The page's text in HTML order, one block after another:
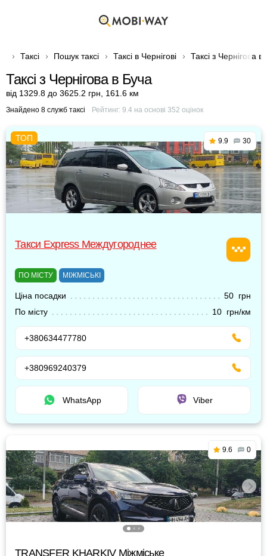
Таксі Пошук таксі Таксі в Чернігові Таксі з Чернігова в
Таксі з Чернігова в Буча
від 1329.8 до 3625.2 грн 161.6 км
Знайдено 8 служб таксі Рейтинг: 9.4на основі 352 оцінок
9.9 30
Такси Express Междугороднее
ПО МІСТУ МІЖМІСЬКІ
Ціна посадки
50 грн
По місту
10 грн/км
+380634477780
+380969240379
WhatsApp Viber
9.6 0
TRANSFER KHARKIV Міжміське